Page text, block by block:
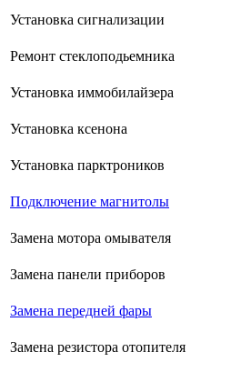
Установка сигнализации
Ремонт стеклоподьемника
Установка иммобилайзера
Установка ксенона
Установка парктроников
Подключение магнитолы
Замена мотора омывателя
Замена панели приборов
Замена передней фары
Замена резистора отопителя